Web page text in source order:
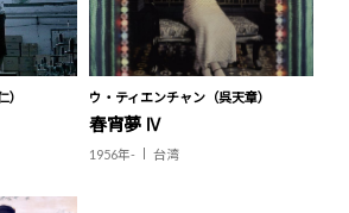
） ウ・ティエンチャン（呉天章）
春宵夢 Ⅳ
1956年- 台湾